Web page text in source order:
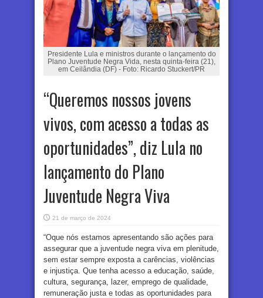
Presidente Lula e ministros durante o lançamento do
Plano Juventude Negra Vida, nesta quinta-feira (21),
em Ceilândia (DF) - Foto: Ricardo Stuckert/PR
“Queremos nossos jovens
vivos, com acesso a todas as
oportunidades”, diz Lula no
lançamento do Plano
Juventude Negra Viva
21 de março de 2024
“Oque nós estamos apresentando são ações para
assegurar que a juventude negra viva em plenitude,
sem estar sempre exposta a carências, violências
e injustiça. Que tenha acesso a educação, saúde,
cultura, segurança, lazer, emprego de qualidade,
remuneração justa e todas as oportunidades para